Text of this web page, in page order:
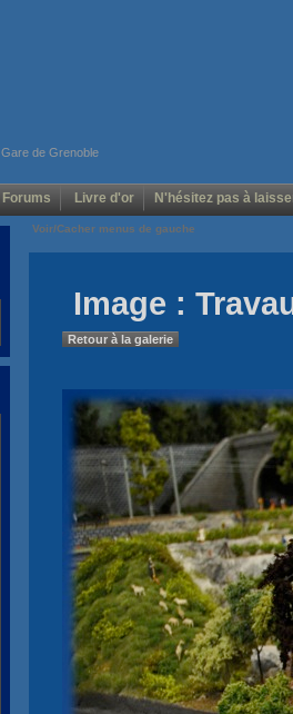
Gare de Grenoble
Forums Livre d'or N'hésitez pas à
Voir/Cacher menus de gauche
Image :
Retour à la galerie